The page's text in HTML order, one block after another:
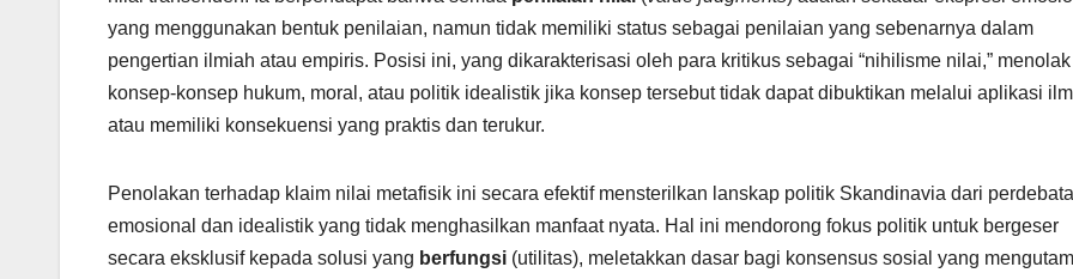
yang menggunakan bentuk penilaian, namun tidak memiliki status sebagai penilaian yang sebenarnya dalam
pengertian ilmiah atau empiris. Posisi ini, yang dikarakterisasi oleh para kritikus sebagai “nihilisme nilai,” menolak
konsep-konsep hukum, moral, atau politik idealistik jika konsep tersebut tidak dapat dibuktikan melalui aplikasi
atau memiliki konsekuensi yang praktis dan terukur.
Penolakan terhadap klaim nilai metafisik ini secara efektif mensterilkan lanskap politik Skandinavia dari
emosional dan idealistik yang tidak menghasilkan manfaat nyata. Hal ini mendorong fokus politik untuk bergeser
secara eksklusif kepada solusi yang berfungsi (utilitas), meletakkan dasar bagi konsensus sosial yang